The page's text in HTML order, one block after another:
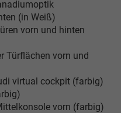
(in Weiß)
vorn und hinten
Türflächen vorn und
virtual cockpit (farbig)
vorn (farbig)